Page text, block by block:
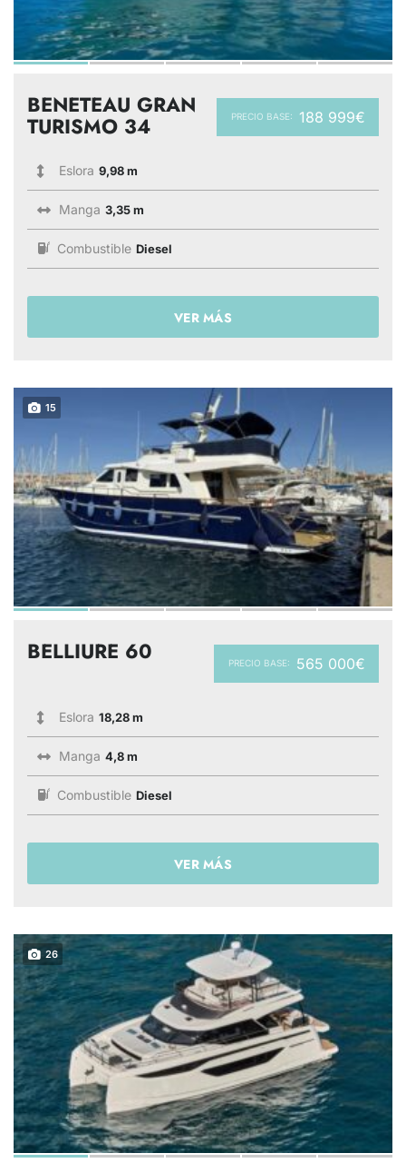
PRECIO BASE: 188 999€
BENETEAU GRAN
TURISMO 34
Eslora 9,98 m
Manga 3,35 m
Combustible Diesel
VER MÁS
15
PRECIO BASE: 565 000€
BELLIURE 60
Eslora 18,28 m
Manga 4,8 m
Combustible Diesel
VER MÁS
26